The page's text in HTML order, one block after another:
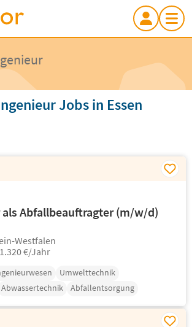
Jobs in Essen
Abfallbeauftragter (m/w/d)
Westfalen
€/Jahr
Umwelttechnik
Abwassertechnik Abfallentsorgung